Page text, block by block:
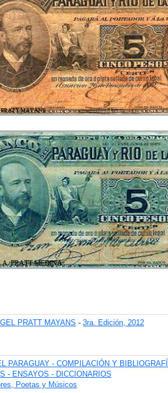
PRATT MAYANS - 3ra. Edición, 2012
PARAGUAY - COMPILACIÓN Y
- ENSAYOS - DICCIONARIOS
Poetas y Músicos